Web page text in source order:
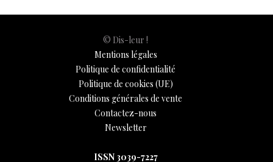
© Dis-leur !
Mentions légales
Politique de confidentialité
Politique de cookies (UE)
Conditions générales de vente
Contactez-nous
Newsletter
ISSN 3039-7227